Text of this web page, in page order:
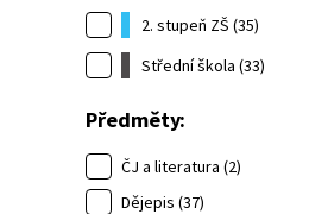
2. stupeň ZŠ (35)
Střední škola (33)
Předměty:
ČJ a literatura (2)
Dějepis (37)